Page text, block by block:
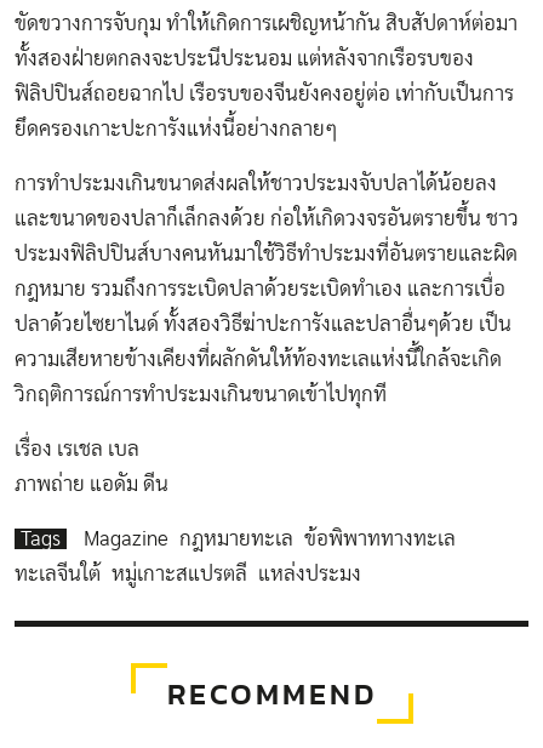
ขัดขวางการจับกุม ทำให้เกิดการเผชิญหน้ากัน สิบสัปดาห์ต่อมา
ทั้งสองฝ่ายตกลงจะประนีประนอม แต่หลังจากเรือรบของ
ฟิลิปปินส์ถอยฉากไป เรือรบของจีนยังคงอยู่ต่อ เท่ากับเป็นการ
ยึดครองเกาะปะการังแห่งนี้อย่างกลายๆ
การทำประมงเกินขนาดส่งผลให้ชาวประมงจับปลาได้น้อยลง
และขนาดของปลาก็เล็กลงด้วย ก่อให้เกิดวงจรอันตรายขึ้น ชาว
ประมงฟิลิปปินส์บางคนหันมาใช้วิธีทำประมงที่อันตรายและผิด
กฎหมาย รวมถึงการระเบิดปลาด้วยระเบิดทำเอง และการเบื่อ
ปลาด้วยไซยาไนด์ ทั้งสองวิธีฆ่าปะการังและปลาอื่นๆด้วย เป็น
ความเสียหายข้างเคียงที่ผลักดันให้ท้องทะเลแห่งนี้ใกล้จะเกิด
วิกฤติการณ์การทำประมงเกินขนาดเข้าไปทุกที
เรื่อง เรเชล เบล
ภาพถ่าย แอดัม ดีน
Tags Magazine กฎหมายทะเล ข้อพิพาททางทะเล
ทะเลจีนใต้ หมู่เกาะสแปรตลี แหล่งประมง
RECOMMEND